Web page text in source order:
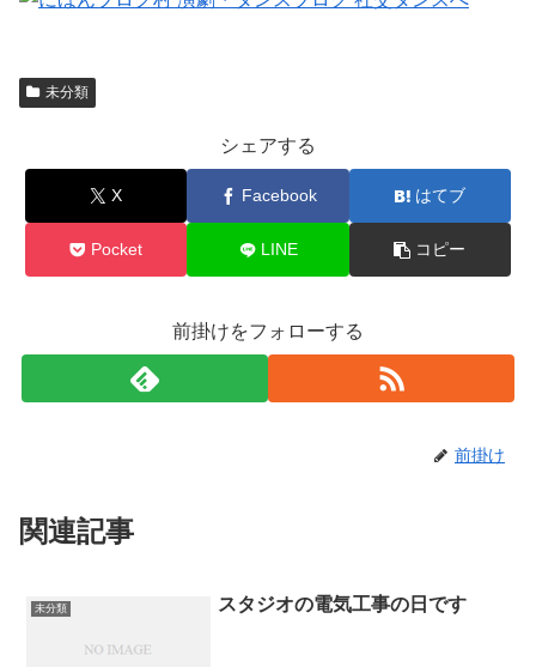
未分類
シェアする
X Facebook はてブ
Pocket LINE コピー
前掛けをフォローする
前掛け
関連記事
未分類 スタジオの電気工事の日です